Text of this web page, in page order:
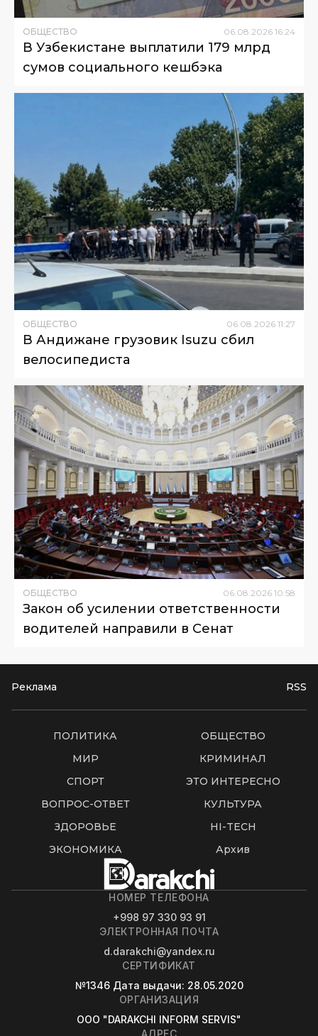
ОБЩЕСТВО 06.08.2026 16:24
В Узбекистане выплатили 179 млрд
сумов социального кешбэка
ОБЩЕСТВО 06.08.2026 11:27
В Андижане грузовик Isuzu сбил
велосипедиста
ОБЩЕСТВО 06 08 2026 10:58
Закон об усилении ответственности
водителей направили в Сенат
Реклама RSS
ПОЛИТИКА
ОБЩЕСТВО
МИР
КРИМИНАЛ
СПОРТ
ЭТО ИНТЕРЕСНО
ВОПРОС-ОТВЕТ
КУЛЬТУРА
ЗДОРОВЬЕ
HI-TECH
ЭКОНОМИКА
Архив
НОМЕР ТЕЛЕФОНА
+998 97 330 93 91
ЭЛЕКТРОННАЯ ПОЧТА
d.darakchi@yandex.ru
СЕРТИФИКАТ
№1346 Дата выдачи: 28.05.2020
ОРГАНИЗАЦИЯ
OOO "DARAKCHI INFORM SERVIS"
АДРЕС